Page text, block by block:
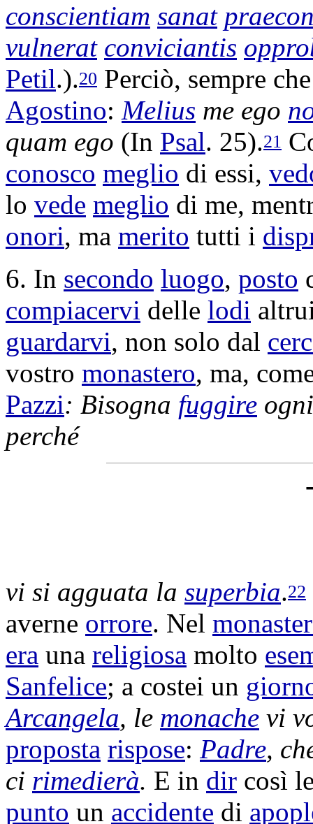
conscientiam sanat
vulnerat conviciantis
Petil.).20 Perciò, sempre
Agostino: Melius me ego
quam ego (In Psal. 25).21
conosco meglio di essi,
lo vede meglio di me,
onori, ma merito tutti i
6. In secondo luogo, posto
compiacervi delle lodi
guardarvi, non solo dal
vostro monastero, ma,
Pazzi: Bisogna fuggire
perché
vi si agguata la superbia.22
averne orrore. Nel
era una religiosa molto
Sanfelice; a costei un
Arcangela, le monache vi
proposta rispose: Padre,
ci rimedierà. E in dir così
punto un accidente di